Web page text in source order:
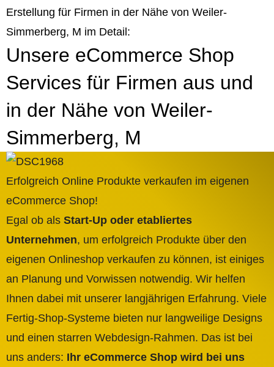
Erstellung für Firmen in der Nähe von Weiler-
Simmerberg, M im Detail:
Unsere eCommerce Shop
Services für Firmen aus und
in der Nähe von Weiler-
Simmerberg, M
Erfolgreich Online Produkte verkaufen im eigenen
eCommerce Shop!
Egal ob als Start-Up oder etabliertes
Unternehmen, um erfolgreich Produkte über den
eigenen Onlineshop verkaufen zu können, ist einiges
an Planung und Vorwissen notwendig. Wir helfen
Ihnen dabei mit unserer langjährigen Erfahrung. Viele
Fertig-Shop-Systeme bieten nur langweilige Designs
und einen starren Webdesign-Rahmen. Das ist bei
uns anders: Ihr eCommerce Shop wird bei uns